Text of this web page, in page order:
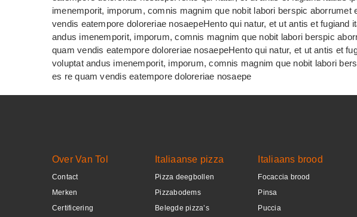
imenemporit, imporum, comnis magnim que nobit labori berspic
vendis eatempore doloreriae nosaepeHento qui natur, et ut antis et fugiand
andus imenemporit, imporum, comnis magnim que nobit labori berspic
quam vendis eatempore doloreriae nosaepeHento qui natur, et ut antis et
voluptat andus imenemporit, imporum, comnis magnim que nobit labori
es re quam vendis eatempore doloreriae nosaepe
Over Van Tol
Contact
Merken
Certificering
Italiaanse pizza
Pizza deegbollen
Pizzabodems
Belegde pizza’s
Italiaans brood
Focaccia brood
Pinsa
Puccia